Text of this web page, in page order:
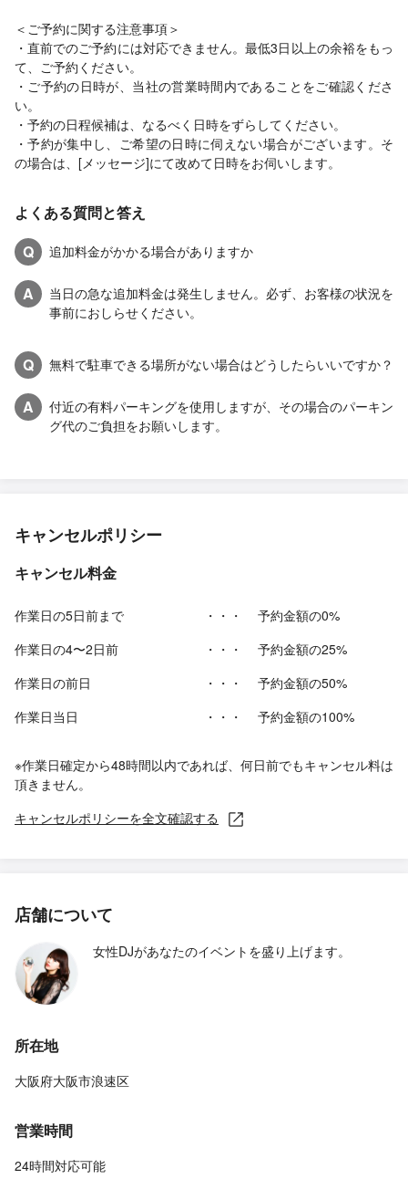
＜ご予約に関する注意事項＞
・直前でのご予約には対応できません。最低3日以上の余裕をもっ
て、ご予約ください。
・ご予約の日時が、当社の営業時間内であることをご確認くださ
い。
・予約の日程候補は、なるべく日時をずらしてください。
・予約が集中し、ご希望の日時に伺えない場合がございます。そ
の場合は、[メッセージ]にて改めて日時をお伺いします。
よくある質問と答え
Q
追加料金がかかる場合がありますか
A
当日の急な追加料金は発生しません。必ず、お客様の状況を
事前におしらせください。
Q 無料で駐車できる場所がない場合はどうしたらいいですか？
A
付近の有料パーキングを使用しますが、その場合のパーキン
グ代のご負担をお願いします。
キャンセルポリシー
キャンセル料金
作業日の5日前まで ・・・
予約金額の0%
作業日の4〜2日前
・・・
予約金額の25%
作業日の前日
・・・
予約金額の50%
作業日当日
・・・ 予約金額の100%
※作業日確定から48時間以内であれば、何日前でもキャンセル料は
頂きません。
キャンセルポリシーを全文確認する
店舗について
女性DJがあなたのイベントを盛り上げます。
所在地
大阪府大阪市浪速区
営業時間
24時間対応可能